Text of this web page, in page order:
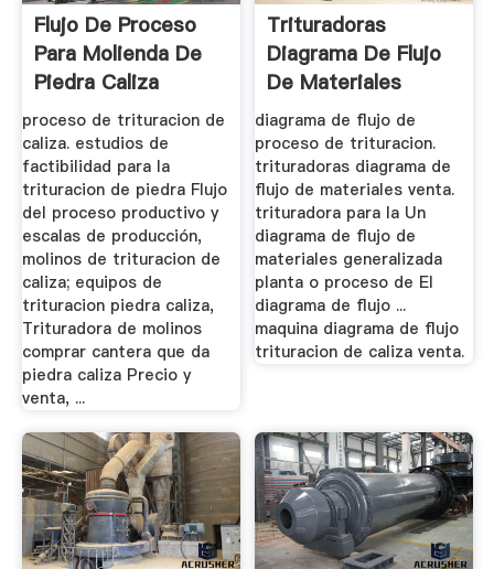
Flujo De Proceso
Para Molienda De
Piedra Caliza
proceso de trituracion de
caliza. estudios de
factibilidad para la
trituracion de piedra Flujo
del proceso productivo y
escalas de producción,
molinos de trituracion de
caliza; equipos de
trituracion piedra caliza,
Trituradora de molinos
comprar cantera que da
piedra caliza Precio y
venta, ...
Trituradoras
Diagrama De Flujo
De Materiales
Venta
diagrama de flujo de
proceso de trituracion.
trituradoras diagrama de
flujo de materiales venta.
trituradora para la Un
diagrama de flujo de
materiales generalizada
planta o proceso de El
diagrama de flujo ...
maquina diagrama de flujo
trituracion de caliza venta.